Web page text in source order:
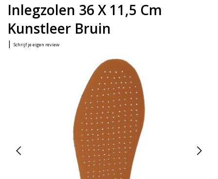
Inlegzolen 36 X 11,5 Cm
Kunstleer Bruin
| Schrijf je eigen review